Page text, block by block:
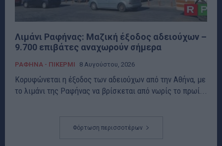
Λιμάνι Ραφήνας: Μαζική έξοδος αδειούχων –
9.700 επιβάτες αναχωρούν σήμερα
ΡΑΦΗΝΑ - ΠΙΚΕΡΜΙ 8 Αυγούστου, 2026
Κορυφώνεται η έξοδος των αδειούχων από την Αθήνα, με
το λιμάνι της Ραφήνας να βρίσκεται από νωρίς το πρωί...
Φόρτωση περισσοτέρων